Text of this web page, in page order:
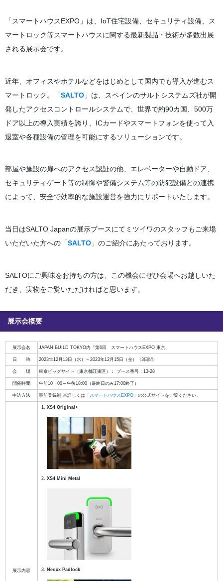
「スマートハウスEXPO」は、IoT住宅設備、セキュリティ設備、ス
マートロック等スマートハウスに関する最新製品・技術が多数出展
される展示会です。
近年、オフィスやホテルなどをはじめとして国内でも導入が進むス
マートロック。「SALTO 」は、スペインのサルトシステムズ社が開
発したアクセスコントロールシステムで、世界で約90カ国、500万
ドア以上の導入実績を誇り、ICカードやスマートフォンを使って入
退室や各種設備の管理を可能にするソリューションです。
部屋や施設の扉へのアクセス認証の他、エレベーターや自動ドア、
セキュリティゲート等の制御や警備システム等の防犯設備との連携
によって、安全で効率的な施設運営を強力にサポートいたします。
当日はSALTO Japanの展示ブースにてミツイワのスタッフもご来場
いただいた方への「SALTO 」のご紹介にあたっております。
SALTOにご興味をお持ちの方は、この機会にぜひ会場へお越しいた
だき、実物をご覧いただければと思います。
展示会概要
展示会名 JAPAN BUILD TOKYO内「第6回 スマートハウスEXPO 東京」
日 時 2023年12月13日（水）～2023年12月15日（金）（3日間）
会 場 東京ビッグサイト（東京都江東区）： ブース番号：13-28
開催時間 午前10：00～午後18:00（最終日のみ17:00終了）
申込方法 事前登録制 ※詳しくは「 スマートハウスEXPO 」の公式サイトをご覧ください。
展示内容
XS4 Original+
XS4 Mini Metal
Neoxx Padlock